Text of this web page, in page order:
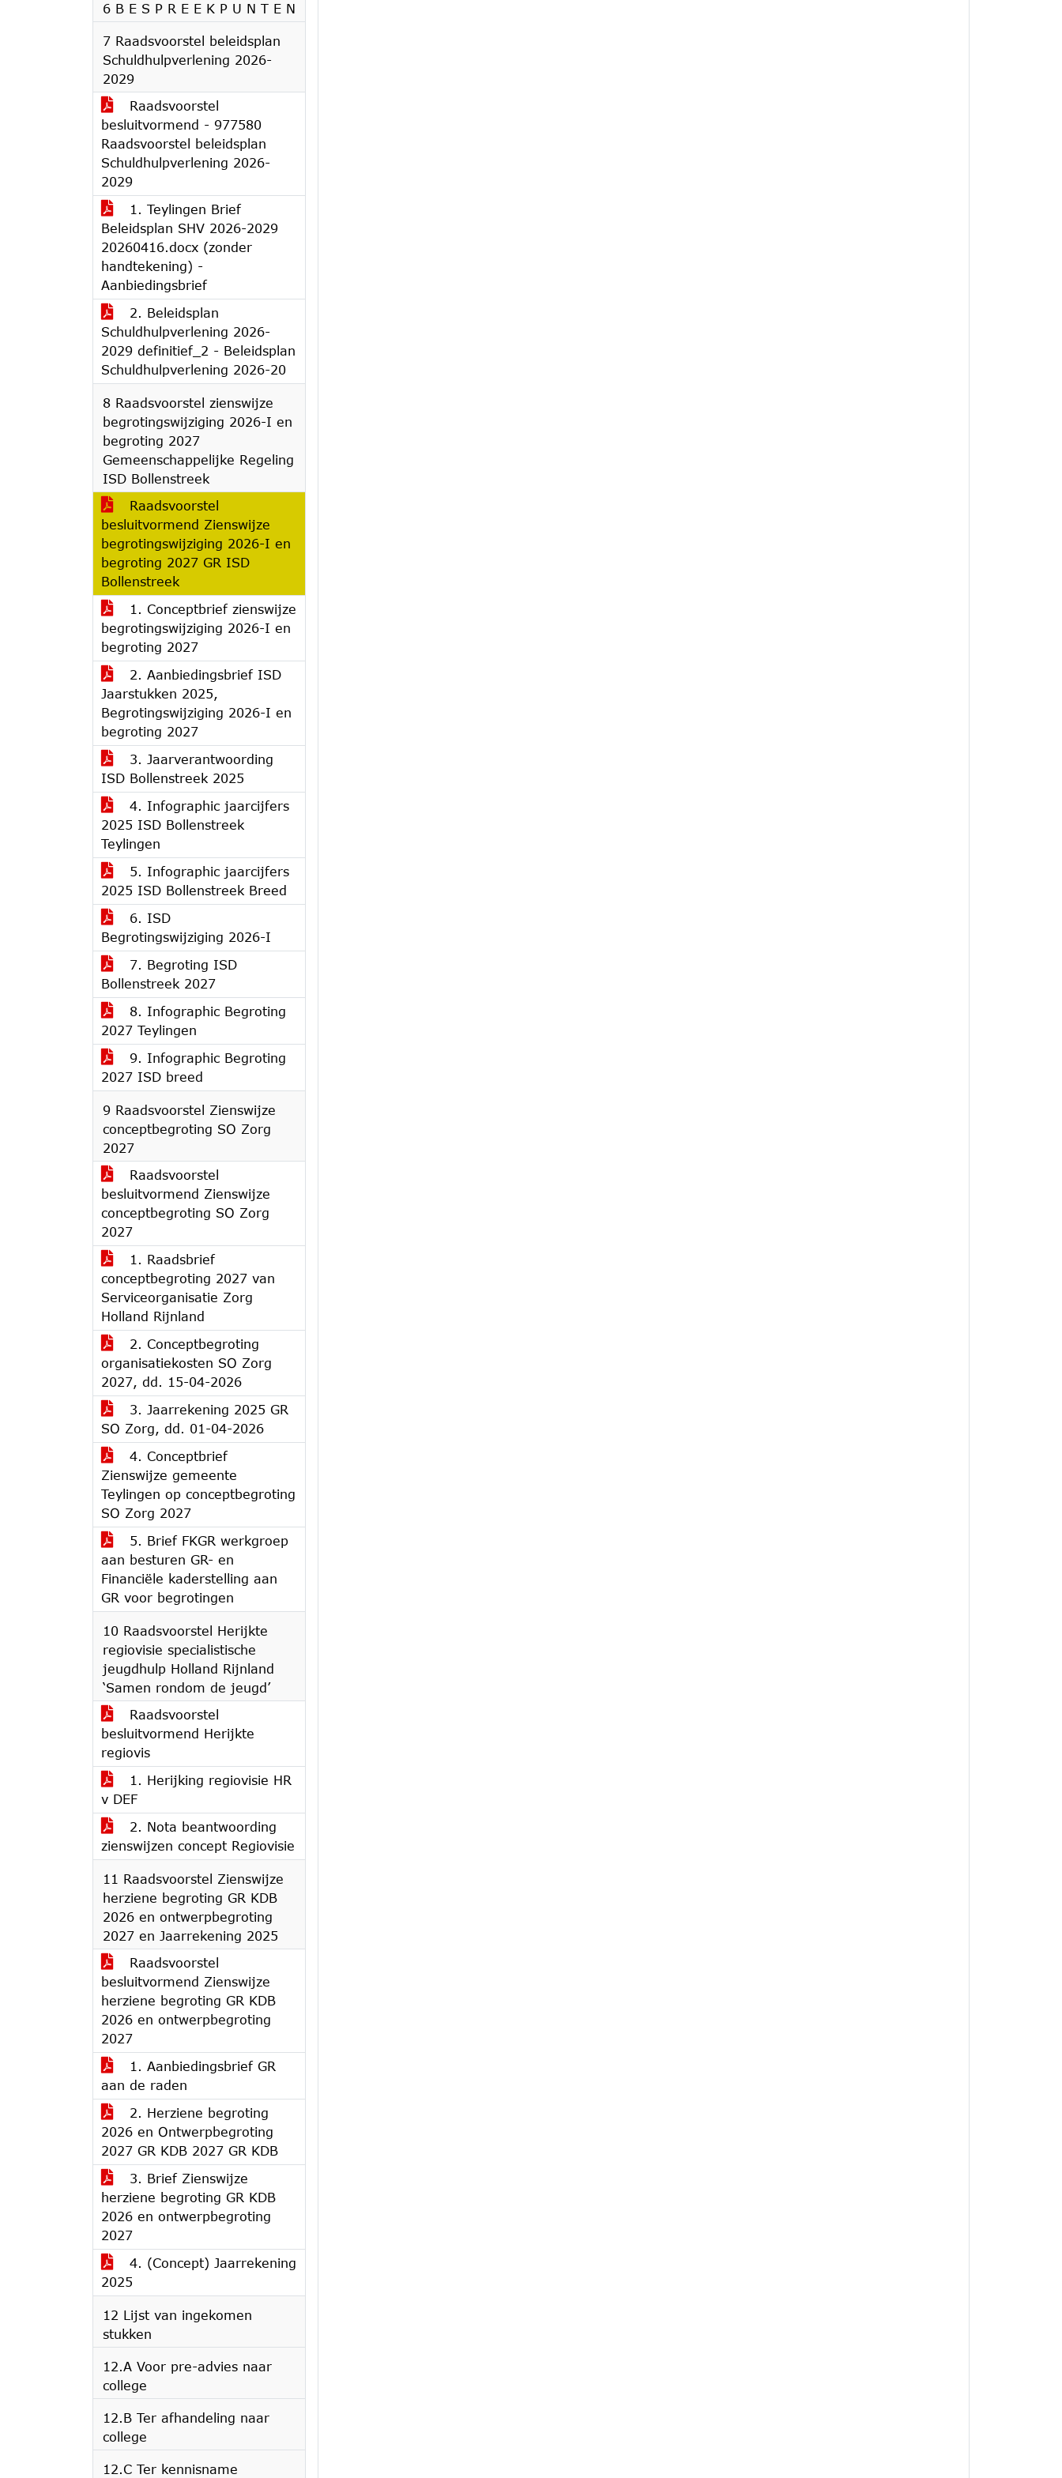
6 B E S P R E E K P U N T E N
7 Raadsvoorstel beleidsplan
Schuldhulpverlening 2026-
2029
Raadsvoorstel
besluitvormend - 977580
Raadsvoorstel beleidsplan
Schuldhulpverlening 2026-
2029
1. Teylingen Brief
Beleidsplan SHV 2026-2029
20260416.docx (zonder
handtekening) -
Aanbiedingsbrief
2. Beleidsplan
Schuldhulpverlening 2026-
2029 definitief_2 - Beleidsplan
Schuldhulpverlening 2026-20
8 Raadsvoorstel zienswijze
begrotingswijziging 2026-I en
begroting 2027
Gemeenschappelijke Regeling
ISD Bollenstreek
Raadsvoorstel
besluitvormend Zienswijze
begrotingswijziging 2026-I en
begroting 2027 GR ISD
Bollenstreek
1. Conceptbrief zienswijze
begrotingswijziging 2026-I en
begroting 2027
2. Aanbiedingsbrief ISD
Jaarstukken 2025,
Begrotingswijziging 2026-I en
begroting 2027
3. Jaarverantwoording
ISD Bollenstreek 2025
4. Infographic jaarcijfers
2025 ISD Bollenstreek
Teylingen
5. Infographic jaarcijfers
2025 ISD Bollenstreek Breed
6. ISD
Begrotingswijziging 2026-I
7. Begroting ISD
Bollenstreek 2027
8. Infographic Begroting
2027 Teylingen
9. Infographic Begroting
2027 ISD breed
9 Raadsvoorstel Zienswijze
conceptbegroting SO Zorg
2027
Raadsvoorstel
besluitvormend Zienswijze
conceptbegroting SO Zorg
2027
1. Raadsbrief
conceptbegroting 2027 van
Serviceorganisatie Zorg
Holland Rijnland
2. Conceptbegroting
organisatiekosten SO Zorg
2027, dd. 15-04-2026
3. Jaarrekening 2025 GR
SO Zorg, dd. 01-04-2026
4. Conceptbrief
Zienswijze gemeente
Teylingen op conceptbegroting
SO Zorg 2027
5. Brief FKGR werkgroep
aan besturen GR- en
Financiële kaderstelling aan
GR voor begrotingen
10 Raadsvoorstel Herijkte
regiovisie specialistische
jeugdhulp Holland Rijnland
‘Samen rondom de jeugd’
Raadsvoorstel
besluitvormend Herijkte
regiovis
1. Herijking regiovisie HR
v DEF
2. Nota beantwoording
zienswijzen concept Regiovisie
11 Raadsvoorstel Zienswijze
herziene begroting GR KDB
2026 en ontwerpbegroting
2027 en Jaarrekening 2025
Raadsvoorstel
besluitvormend Zienswijze
herziene begroting GR KDB
2026 en ontwerpbegroting
2027
1. Aanbiedingsbrief GR
aan de raden
2. Herziene begroting
2026 en Ontwerpbegroting
2027 GR KDB 2027 GR KDB
3. Brief Zienswijze
herziene begroting GR KDB
2026 en ontwerpbegroting
2027
4. (Concept) Jaarrekening
2025
12 Lijst van ingekomen
stukken
12.A Voor pre-advies naar
college
12.B Ter afhandeling naar
college
12.C Ter kennisname